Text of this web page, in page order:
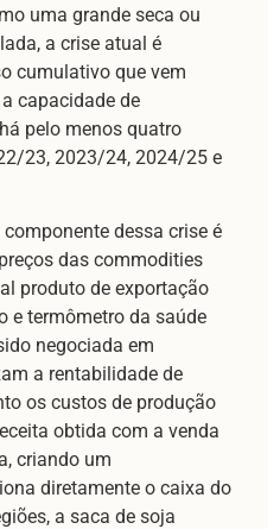
uma grande seca ou
a crise atual é
cumulativo que vem
capacidade de
pelo menos quatro
23, 2023/24, 2024/25 e
dessa crise é
das commodities
produto de exportação
e termômetro da saúde
negociada em
a rentabilidade de
os custos de produção
obtida com a venda
criando um
diretamente o caixa do
a saca de soja